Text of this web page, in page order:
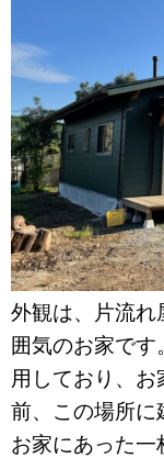
外観は、片流れ
囲気のお家で
用しており、
前、この場所に
お家にあった